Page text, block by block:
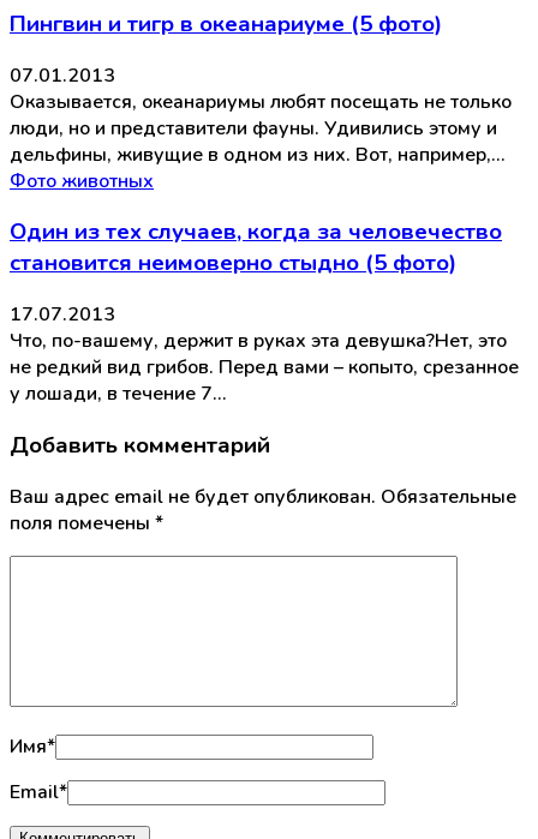
Пингвин и тигр в океанариуме (5 фото)
07.01.2013
Оказывается, океанариумы любят посещать не только
люди, но и представители фауны. Удивились этому и
дельфины, живущие в одном из них. Вот, например,…
Фото животных
Один из тех случаев, когда за человечество
становится неимоверно стыдно (5 фото)
17.07.2013
Что, по-вашему, держит в руках эта девушка?Нет, это
не редкий вид грибов. Перед вами – копыто, срезанное
у лошади, в течение 7…
Добавить комментарий
Ваш адрес email не будет опубликован. Обязательные
поля помечены *
Имя*
Email*